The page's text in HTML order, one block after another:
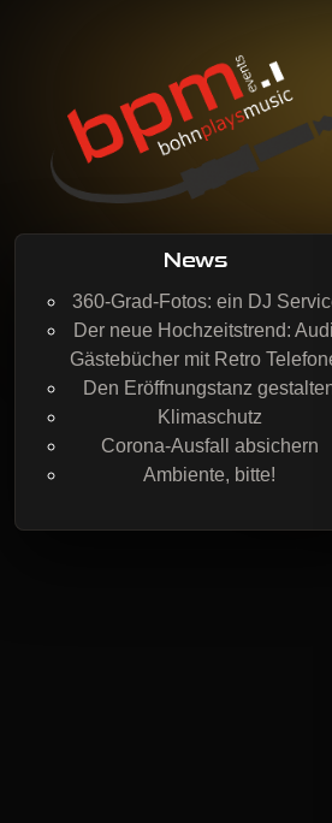
News
360-Grad-Fotos: ein DJ
Der neue Hochzeitstrend:
Gästebücher mit Retro
Den Eröffnungstanz
Klimaschutz
Corona-Ausfall absichern
Ambiente, bitte!